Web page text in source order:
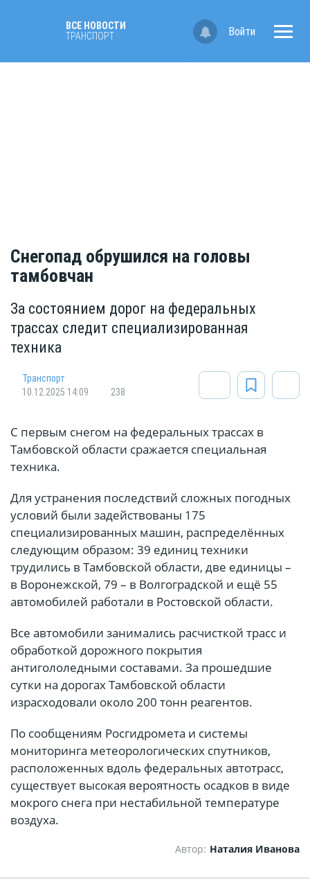
ВСЕ НОВОСТИ
ТРАНСПОРТ
Войти
Снегопад обрушился на головы
тамбовчан
За состоянием дорог на федеральных
трассах следит специализированная
техника
Транспорт
10.12.2025 14:09
238
С первым снегом на федеральных трассах в
Тамбовской области сражается специальная
техника.
Для устранения последствий сложных погодных
условий были задействованы 175
специализированных машин, распределённых
следующим образом: 39 единиц техники
трудились в Тамбовской области, две единицы –
в Воронежской, 79 – в Волгоградской и ещё 55
автомобилей работали в Ростовской области.
Все автомобили занимались расчисткой трасс и
обработкой дорожного покрытия
антигололедными составами. За прошедшие
сутки на дорогах Тамбовской области
израсходовали около 200 тонн реагентов.
По сообщениям Росгидромета и системы
мониторинга метеорологических спутников,
расположенных вдоль федеральных автотрасс,
существует высокая вероятность осадков в виде
мокрого снега при нестабильной температуре
воздуха.
Автор: Наталия Иванова